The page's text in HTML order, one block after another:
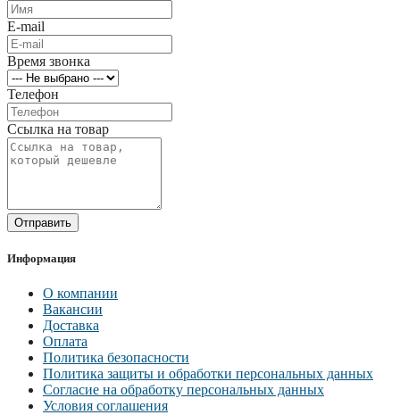
E-mail
Время звонка
Телефон
Ссылка на товар
Отправить
Информация
О компании
Вакансии
Доставка
Оплата
Политика безопасности
Политика защиты и обработки персональных данных
Согласие на обработку персональных данных
Условия соглашения